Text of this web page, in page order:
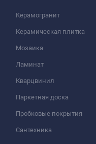
Керамогранит
Керамическая плитка
Мозаика
Ламинат
Кварцвинил
Паркетная доска
Пробковые покрытия
Сантехника